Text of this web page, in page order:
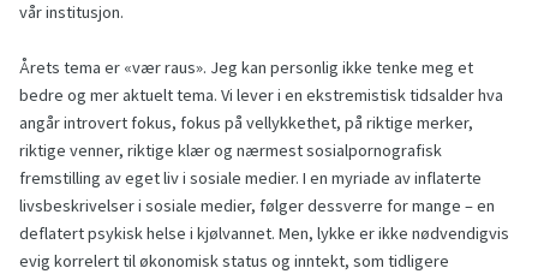
vår institusjon.
Årets tema er «vær raus». Jeg kan personlig ikke tenke meg et
bedre og mer aktuelt tema. Vi lever i en ekstremistisk tidsalder hva
angår introvert fokus, fokus på vellykkethet, på riktige merker,
riktige venner, riktige klær og nærmest sosialpornografisk
fremstilling av eget liv i sosiale medier. I en myriade av inflaterte
livsbeskrivelser i sosiale medier, følger dessverre for mange – en
deflatert psykisk helse i kjølvannet. Men, lykke er ikke nødvendigvis
evig korrelert til økonomisk status og inntekt, som tidligere